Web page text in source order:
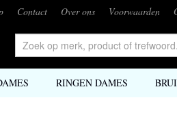
Contact Over ons Voorwaarden
RINGEN DAMES